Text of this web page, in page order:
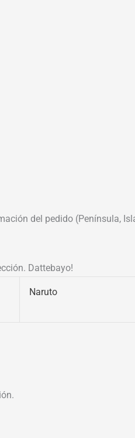
del pedido (Península,
Dattebayo!
Naruto